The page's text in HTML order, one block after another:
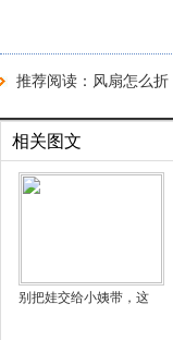
推荐阅读： 风扇怎么折
相关图文
别把娃交给小姨带，这